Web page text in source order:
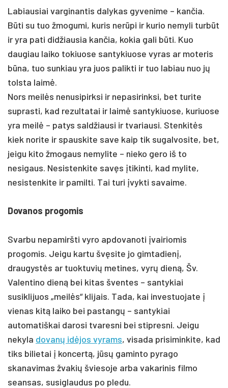
Labiausiai varginantis dalykas gyvenime – kančia.
Būti su tuo žmogumi, kuris nerūpi ir kurio nemyli turbūt
ir yra pati didžiausia kančia, kokia gali būti. Kuo
daugiau laiko tokiuose santykiuose vyras ar moteris
būna, tuo sunkiau yra juos palikti ir tuo labiau nuo jų
tolsta laimė.
Nors meilės nenusipirksi ir nepasirinksi, bet turite
suprasti, kad rezultatai ir laimė santykiuose, kuriuose
yra meilė – patys saldžiausi ir tvariausi. Stenkitės
kiek norite ir spauskite save kaip tik sugalvosite, bet,
jeigu kito žmogaus nemylite – nieko gero iš to
nesigaus. Nesistenkite savęs įtikinti, kad mylite,
nesistenkite ir pamilti. Tai turi įvykti savaime.
Dovanos progomis
Svarbu nepamiršti vyro apdovanoti įvairiomis
progomis. Jeigu kartu švęsite jo gimtadienį,
draugystės ar tuoktuvių metines, vyrų dieną, Šv.
Valentino dieną bei kitas šventes – santykiai
susiklijuos „meilės“ klijais. Tada, kai investuojate į
vienas kitą laiko bei pastangų – santykiai
automatiškai darosi tvaresni bei stipresni. Jeigu
nekyla dovanų idėjos vyrams, visada prisiminkite, kad
tiks bilietai į koncertą, jūsų gaminto pyrago
skanavimas žvakių šviesoje arba vakarinis filmo
seansas, susiglaudus po pledu.